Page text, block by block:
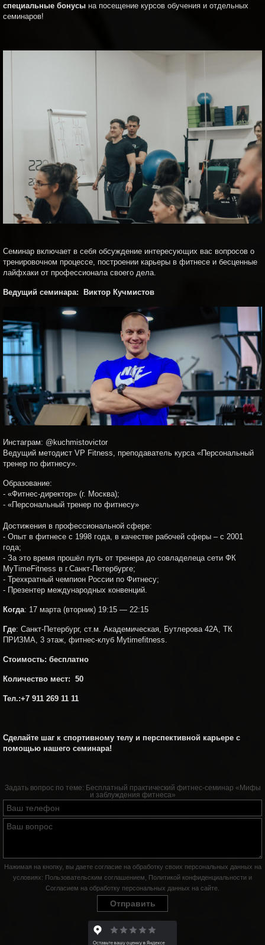
специальные бонусы на посещение курсов обучения и отдельных
семинаров!
Семинар включает в себя обсуждение интересующих вас вопросов о
тренировочном процессе, построении карьеры в фитнесе и бесценные
лайфхаки от профессионала своего дела.
Ведущий семинара: Виктор Кучмистов
Инстаграм: @kuchmistovictor
Ведущий методист VP Fitness, преподаватель курса «Персональный
тренер по фитнесу».
Образование:
- «Фитнес-директор» (г. Москва);
- «Персональный тренер по фитнесу»
Достижения в профессиональной сфере:
- Опыт в фитнесе с 1998 года, в качестве рабочей сферы – с 2001
года;
- За это время прошёл путь от тренера до совладелеца сети ФК
MyTimeFitness в г.Санкт-Петербурге;
- Трехкратный чемпион России по Фитнесу;
- Презентер международных конвенций.
Когда: 17 марта (вторник) 19:15 — 22:15
Где: Санкт-Петербург, ст.м. Академическая, Бутлерова 42А, ТК
ПРИЗМА, 3 этаж, фитнес-клуб Mytimefitness.
Стоимость: бесплатно
Количество мест: 50
Тел.:+7 911 269 11 11
Сделайте шаг к спортивному телу и перспективной карьере с
помощью нашего семинара!
Задать вопрос по теме: Бесплатный практический фитнес-семинар «Мифы
и заблуждения фитнеса»
Нажимая на кнопку, вы даете согласие на обработку своих персональных данных на
условиях: Пользовательским соглашением Политикой конфиденциальности и
Согласием на обработку персональных данных на сайте
Отправить